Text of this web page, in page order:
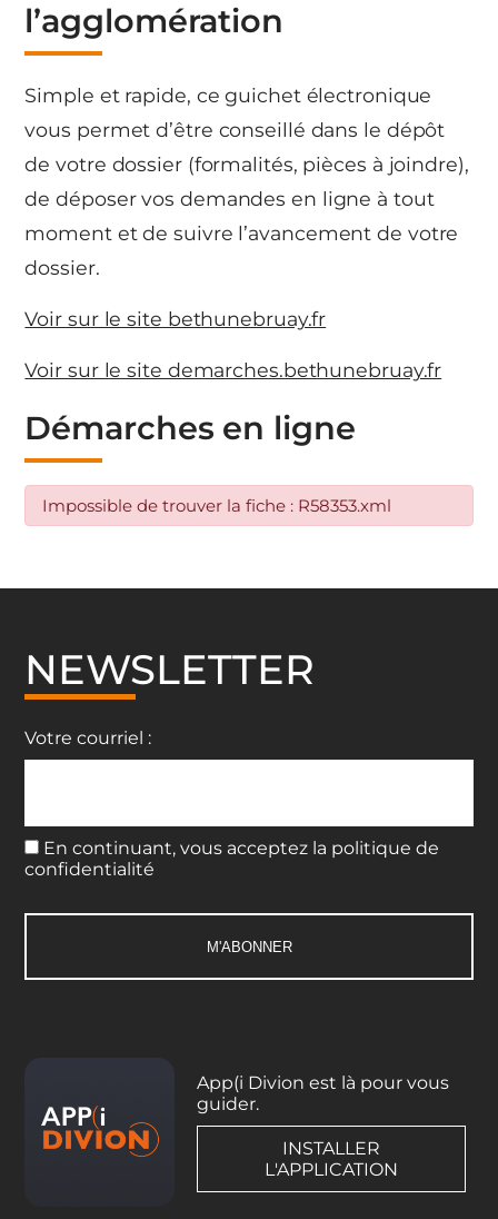
l’agglomération
Simple et rapide, ce guichet électronique
vous permet d’être conseillé dans le dépôt
de votre dossier (formalités, pièces à joindre),
de déposer vos demandes en ligne à tout
moment et de suivre l’avancement de votre
dossier.
Voir sur le site bethunebruay.fr
Voir sur le site demarches.bethunebruay.fr
Démarches en ligne
Impossible de trouver la fiche : R58353.xml
NEWSLETTER
Votre courriel :
En continuant, vous acceptez la politique de
confidentialité
App(i Divion est là pour vous
guider.
INSTALLER
L'APPLICATION